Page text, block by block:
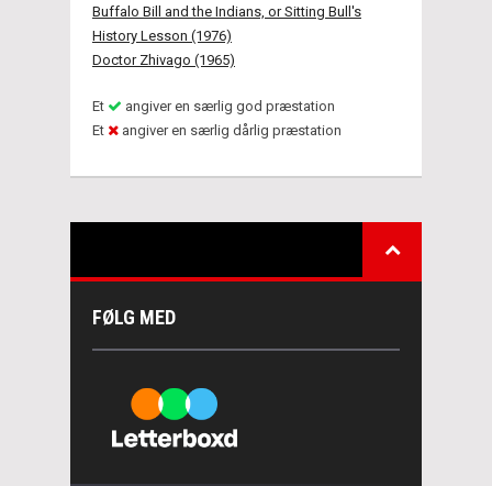
Buffalo Bill and the Indians, or Sitting Bull's
History Lesson (1976)
Doctor Zhivago (1965)
Et
angiver en særlig god præstation
Et
angiver en særlig dårlig præstation
FØLG MED